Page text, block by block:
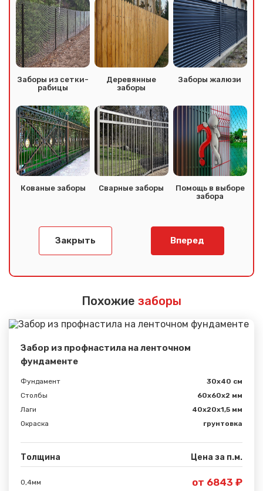
Заборы из сетки-
рабицы
Деревянные
заборы
Заборы жалюзи
Кованые заборы Сварные заборы
Помощь в выборе
забора
Закрыть Вперед
Похожие заборы
Забор из профнастила на ленточном
фундаменте
Фундамент
30x40 см
Столбы
60х60х2 мм
Лаги
40х20х1,5 мм
Окраска
грунтовка
Толщина Цена за п.м.
0,4мм от 6843 ₽
Сообщение успешно
отправлено
Вами.